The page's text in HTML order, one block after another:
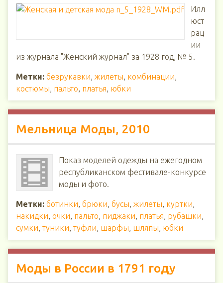
Илл
юст
рац
ии
из журнала "Женский журнал" за 1928 год, № 5.
Метки: безрукавки, жилеты, комбинации,
костюмы, пальто, платья, юбки
Мельница Моды, 2010
Показ моделей одежды на ежегодном
республиканском фестивале-конкурсе
моды и фото.
Метки: ботинки, брюки, бусы, жилеты, куртки,
накидки, очки, пальто, пиджаки, платья, рубашки,
сумки, туники, туфли, шарфы, шляпы, юбки
Моды в России в 1791 году